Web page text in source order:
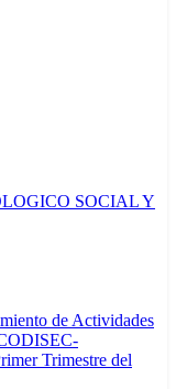
SOCIAL Y
de Actividades
Trimestre del